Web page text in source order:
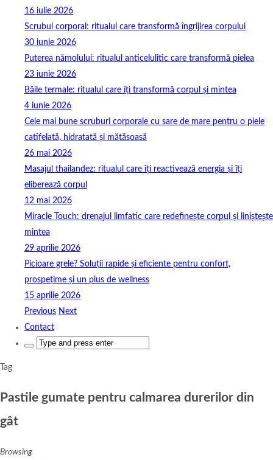
16 iulie 2026
Scrubul corporal: ritualul care transformă îngrijirea corpului
30 iunie 2026
Puterea nămolului: ritualul anticelulitic care transformă pielea
23 iunie 2026
Băile termale: ritualul care îți transformă corpul și mintea
4 iunie 2026
Cele mai bune scruburi corporale cu sare de mare pentru o piele
catifelată, hidratată și mătăsoasă
26 mai 2026
Masajul thailandez: ritualul care îți reactivează energia și îți
eliberează corpul
12 mai 2026
Miracle Touch: drenajul limfatic care redefinește corpul și liniștește
mintea
29 aprilie 2026
Picioare grele? Soluții rapide și eficiente pentru confort,
prospețime și un plus de wellness
15 aprilie 2026
Previous Next
Contact
Search
Tag
Pastile gumate pentru calmarea durerilor din
gât
Browsing